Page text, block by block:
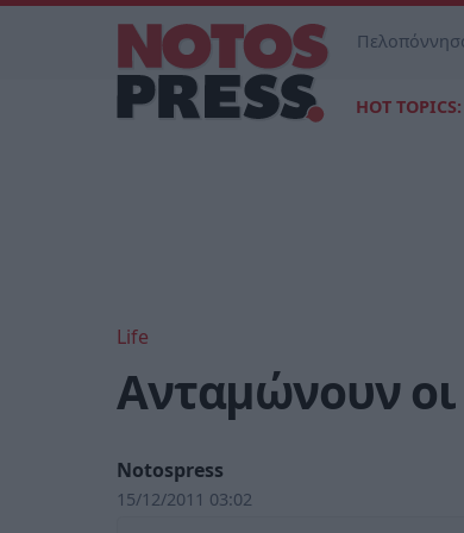
HOT TOPICS:
Life
Ανταμώνουν
Notospress
15/12/2011 03:02